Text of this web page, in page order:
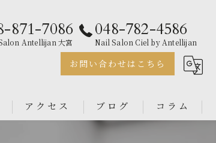
871-7086
Antellijan 大宮
048-782-4586
Nail Salon Ciel by Antellijan
お問い合わせはこちら
アクセス ブログ コラム